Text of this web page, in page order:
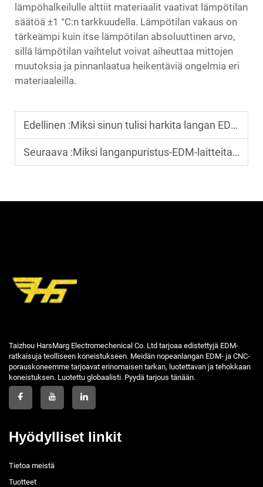
lämpöhalkeilulle alttiit materiaalit vaativat lämpötilan
säätöä ±1 °C:n tarkkuudella. Lämpötilan vakaus on
tärkeämpi kuin itse lämpötilan absoluuttinen arvo,
sillä lämpötilan vaihtelut voivat aiheuttaa mittojen
muutoksia ja pinnanlaatua heikentäviä ongelmia eri
materiaaleilla.
Edellinen :Miksi sinun tulisi harkita langan EDM-koneen käyttöä työkalu- ja muottivalmistuksessa?
Seuraava :Miksi langanpuristus-EDM-laitteita suositellaan tarkkaan yksityiskohtatyöhön?
Taizhou HarsMarg Electromechenical Co. Ltd tarjoaa edistettyjä EDM-
ratkaisuja teolliseen koneistukseen. Meidän nopeanlangan EDM- ja CNC-
porauskoneemme tarjoavat erinomaisen tarkan, luotettavan ja tehokkaan
koneistuksen. Luotettu globaalisti. Pyydä tarjous tänään.
Hyödylliset linkit
Tietoa meistä
Tuotteet